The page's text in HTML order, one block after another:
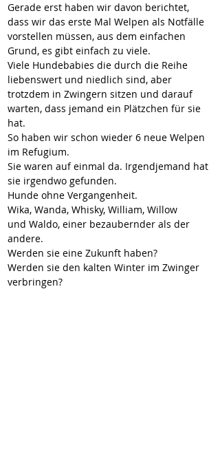
Gerade erst haben wir davon berichtet,
dass wir das erste Mal Welpen als Notfälle
vorstellen müssen, aus dem einfachen
Grund, es gibt einfach zu viele.
Viele Hundebabies die durch die Reihe
liebenswert und niedlich sind, aber
trotzdem in Zwingern sitzen und darauf
warten, dass jemand ein Plätzchen für sie
hat.
So haben wir schon wieder 6 neue Welpen
im Refugium.
Sie waren auf einmal da. Irgendjemand hat
sie irgendwo gefunden.
Hunde ohne Vergangenheit.
Wika, Wanda, Whisky, William, Willow
und Waldo, einer bezaubernder als der
andere.
Werden sie eine Zukunft haben?
Werden sie den kalten Winter im Zwinger
verbringen?